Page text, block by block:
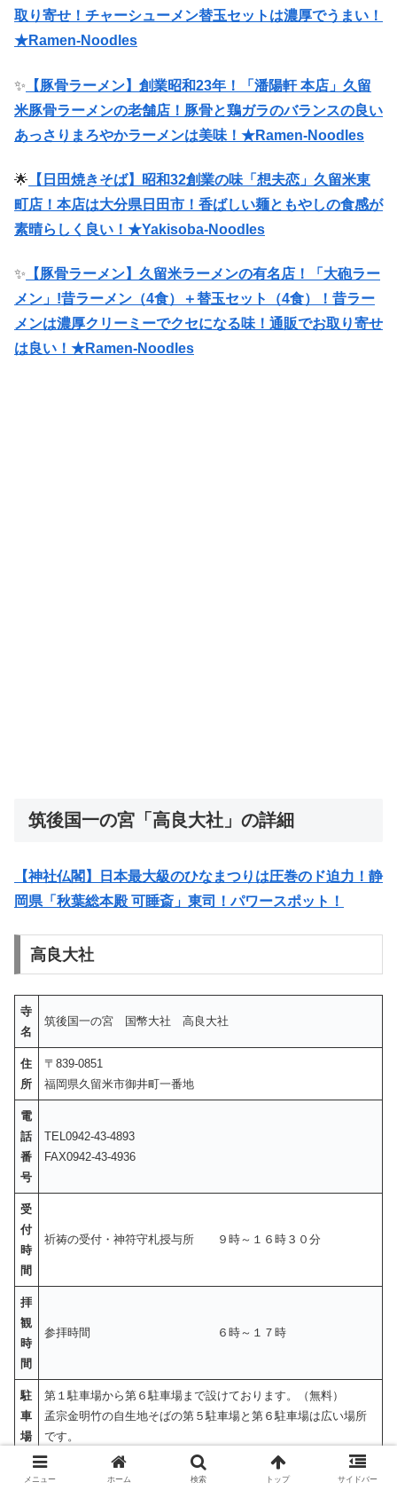
取り寄せ！チャーシューメン替玉セットは濃厚でうまい！
★Ramen-Noodles
✨ 【豚骨ラーメン】創業昭和23年！「潘陽軒 本店」久留
米豚骨ラーメンの老舗店！豚骨と鶏ガラのバランスの良い
あっさりまろやかラーメンは美味！★Ramen-Noodles
🌟 【日田焼きそば】昭和32創業の味「想夫恋」久留米東
町店！本店は大分県日田市！香ばしい麺ともやしの食感が
素晴らしく良い！★Yakisoba-Noodles
✨ 【豚骨ラーメン】久留米ラーメンの有名店！「大砲ラー
メン」!昔ラーメン（4食）＋替玉セット（4食）！昔ラー
メンは濃厚クリーミーでクセになる味！通販でお取り寄せ
は良い！★Ramen-Noodles
筑後国一の宮「高良大社」の詳細
【神社仏閣】日本最大級のひなまつりは圧巻のド迫力！静
岡県「秋葉総本殿 可睡斎」東司！パワースポット！
高良大社
寺
名
筑後国一の宮 国幣大社 高良大社
住
所
〒839-0851
福岡県久留米市御井町一番地
電
話
番
号
TEL0942-43-4893
FAX0942-43-4936
受
付
時
間
祈祷の受付・神符守札授与所 ９時～１６時３０分
拝
観
時
間
参拝時間 ６時～１７時
駐
車
場
第１駐車場から第６駐車場まで設けております。（無料）
孟宗金明竹の自生地そばの第５駐車場と第６駐車場は広い場所
です。
交通のご案内
メニュー ホーム 検索 トップ サイドバー